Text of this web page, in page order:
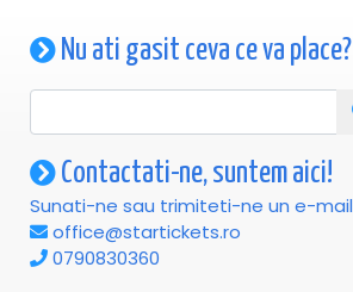
Nu ati gasit ceva ce va place?
Contactati-ne, suntem aici!
Sunati-ne sau trimiteti-ne un e-mail
office@startickets.ro
0790830360